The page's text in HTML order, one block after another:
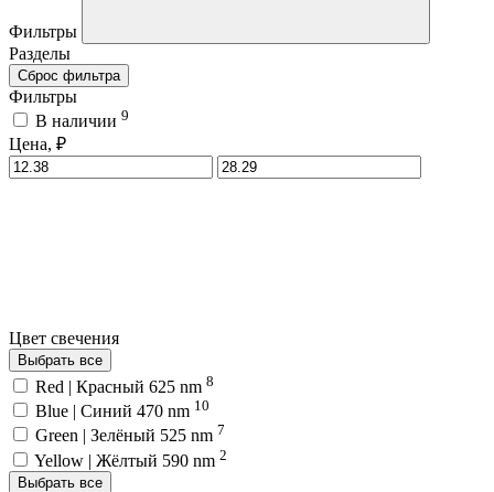
Фильтры
Разделы
Сброс фильтра
Фильтры
В наличии 9
Цена, ₽
Цвет свечения
Выбрать все
Red | Красный 625 nm 8
Blue | Синий 470 nm 10
Green | Зелёный 525 nm 7
Yellow | Жёлтый 590 nm 2
Выбрать все